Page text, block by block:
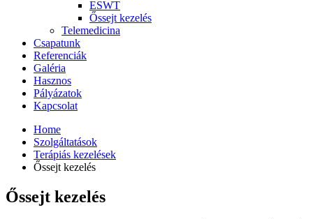
ESWT
Őssejt kezelés
Telemedicina
Csapatunk
Referenciák
Galéria
Hasznos
Pályázatok
Kapcsolat
Home
Szolgáltatások
Terápiás kezelések
Őssejt kezelés
Őssejt kezelés